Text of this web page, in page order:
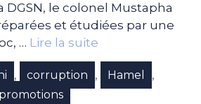
DGSN, le colonel Mustapha
et étudiées par une
… Lire la suite
, corruption , Hamel ,
promotions